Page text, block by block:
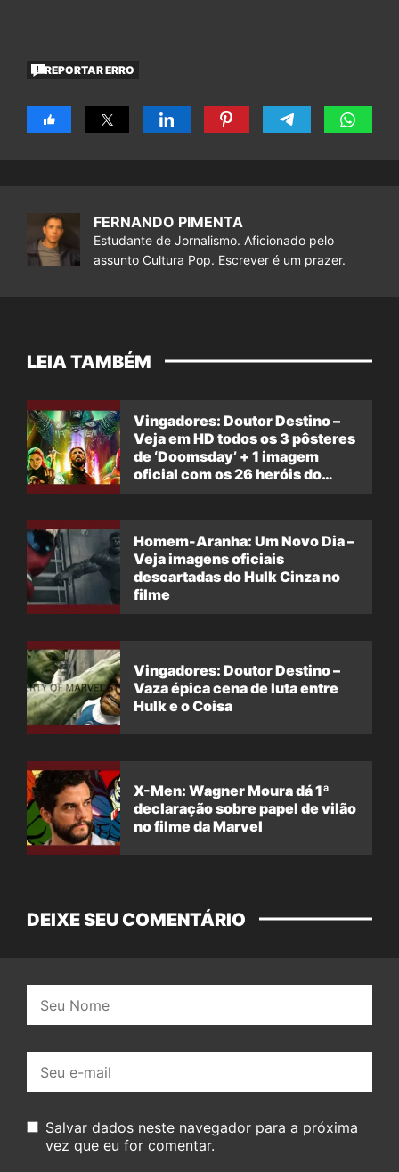
REPORTAR ERRO
FERNANDO PIMENTA
Estudante de Jornalismo. Aficionado pelo
assunto Cultura Pop. Escrever é um prazer.
LEIA TAMBÉM
Vingadores: Doutor Destino –
Veja em HD todos os 3 pôsteres
de ‘Doomsday’ + 1 imagem
oficial com os 26 heróis do
Homem-Aranha: Um Novo Dia –
Veja imagens oficiais
descartadas do Hulk Cinza no
filme
Vingadores: Doutor Destino –
Vaza épica cena de luta entre
Hulk e o Coisa
X-Men: Wagner Moura dá 1ª
declaração sobre papel de vilão
no filme da Marvel
DEIXE SEU COMENTÁRIO
mail:
Salvar dados neste navegador para a próxima
vez que eu for comentar.